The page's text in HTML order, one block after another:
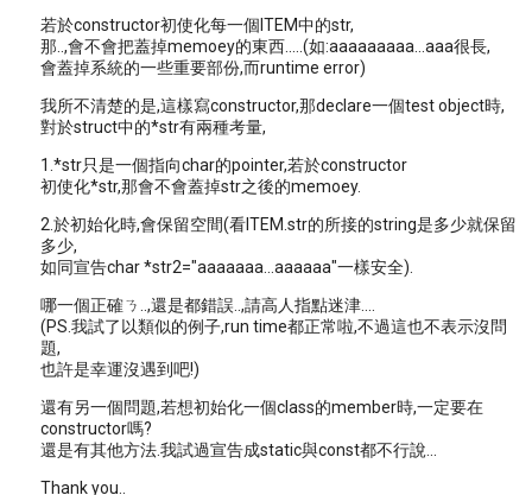
若於constructor初使化每一個ITEM中的str,
那..,會不會把蓋掉memoey的東西.....(如:aaaaaaaaa...aaa很長,
會蓋掉系統的一些重要部份,而runtime error)
我所不清楚的是,這樣寫constructor,那declare一個test object時,
對於struct中的*str有兩種考量,
1.*str只是一個指向char的pointer,若於constructor
初使化*str,那會不會蓋掉str之後的memoey.
2.於初始化時,會保留空間(看ITEM.str的所接的string是多少就保留
多少,
如同宣告char *str2="aaaaaaa...aaaaaa"一樣安全).
哪一個正確ㄋ..,還是都錯誤..,請高人指點迷津....
(PS.我試了以類似的例子,run time都正常啦,不過這也不表示沒問
題,
也許是幸運沒遇到吧!)
還有另一個問題,若想初始化一個class的member時,一定要在
constructor嗎?
還是有其他方法.我試過宣告成static與const都不行說...
Thank you..